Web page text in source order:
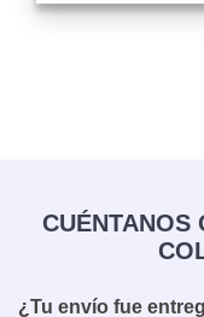
CUÉNTANOS
¿Tu envío fue